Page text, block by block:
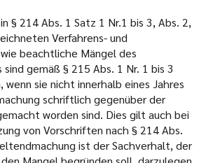
§ 214 Abs. 1 Satz 1 Nr.1 bis 3, Abs. 2,
Verfahrens- und
beachtliche Mängel des
gemäß § 215 Abs. 1 Nr. 1 bis 3
wenn sie nicht innerhalb eines Jahres
schriftlich gegenüber der
worden sind. Dies gilt auch bei
von Vorschriften nach § 214 Abs.
ist der Sachverhalt, der